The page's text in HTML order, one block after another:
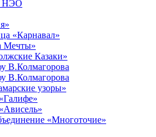
НЭО
«Карнавал»
Мечты»
Казаки»
В.Колмагорова
В.Колмагорова
узоры»
«Многоточие»